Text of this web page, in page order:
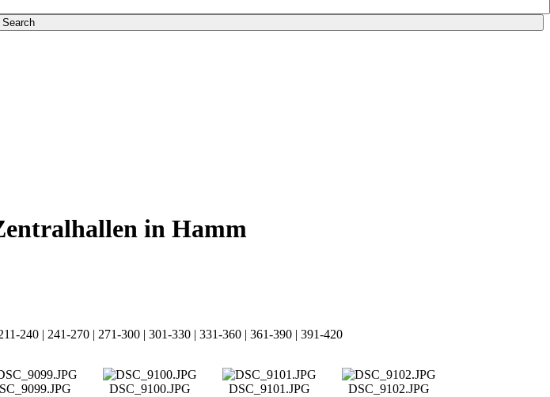
in Hamm
240 | 241-270 | 271-300 | 301-330 | 331-360 | 361-390 | 391-420
DSC_9100.JPG DSC_9101.JPG DSC_9102.JPG